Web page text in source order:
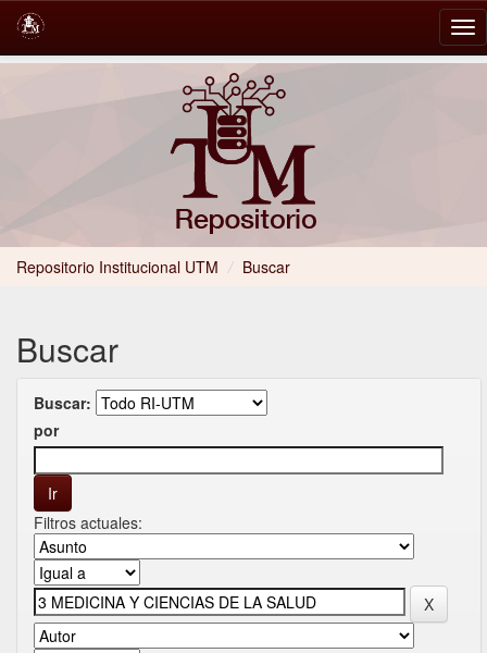
Repositorio Institucional UTM / Buscar
Buscar
Buscar:
por
Filtros actuales: